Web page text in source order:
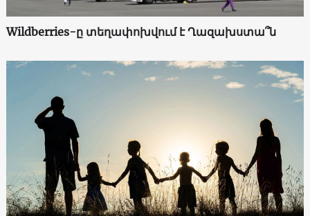
Wildberries-ը տեղափոխվում է Ղազախստա՞ն